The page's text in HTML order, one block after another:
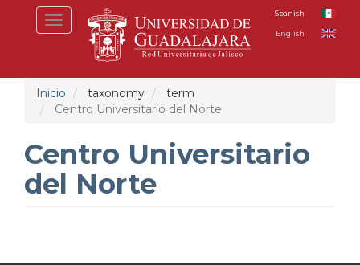
Toggle
navigation
Spanish
English
Inicio taxonomy
term
Centro Universitario del Norte
Centro Universitario
del Norte